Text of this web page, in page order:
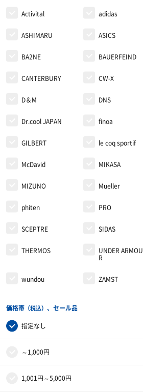
レディース＆ジュニア
Activital adidas
ASHIMARU ASICS
BA2NE BAUERFEIND
CANTERBURY CW-X
D＆M DNS
Dr.cool JAPAN finoa
GILBERT le coq sportif
McDavid MIKASA
MIZUNO Mueller
phiten PRO
SCEPTRE SIDAS
THERMOS
UNDER ARMOU
R
wundou ZAMST
価格帯 （税込） 、セール品
指定なし
～1,000円
1,001円～5,000円